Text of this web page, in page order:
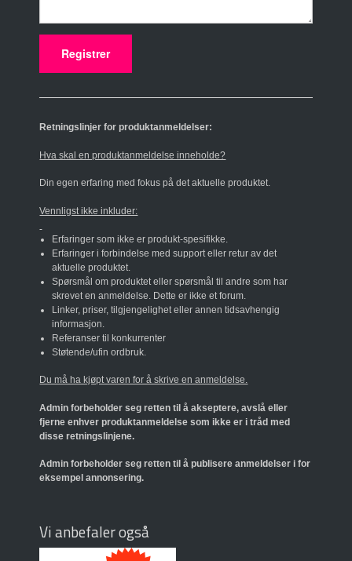
Retningslinjer for produktanmeldelser:
Hva skal en produktanmeldelse inneholde?
Din egen erfaring med fokus på det aktuelle produktet.
Vennligst ikke inkluder:
Erfaringer som ikke er produkt-spesifikke.
Erfaringer i forbindelse med support eller retur av det
aktuelle produktet.
Spørsmål om produktet eller spørsmål til andre som har
skrevet en anmeldelse. Dette er ikke et forum.
Linker, priser, tilgjengelighet eller annen tidsavhengig
informasjon.
Referanser til konkurrenter
Støtende/ufin ordbruk.
Du må ha kjøpt varen for å skrive en anmeldelse.
Admin forbeholder seg retten til å akseptere, avslå eller
fjerne enhver produktanmeldelse som ikke er i tråd med
disse retningslinjene.
Admin forbeholder seg retten til å publisere anmeldelser i for
eksempel annonsering.
Vi anbefaler også